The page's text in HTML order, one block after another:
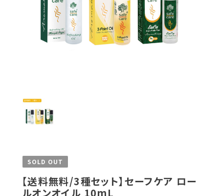
SOLD OUT
【送料無料/3種セット】セーフケア ロー
ルオンオイル 10mL